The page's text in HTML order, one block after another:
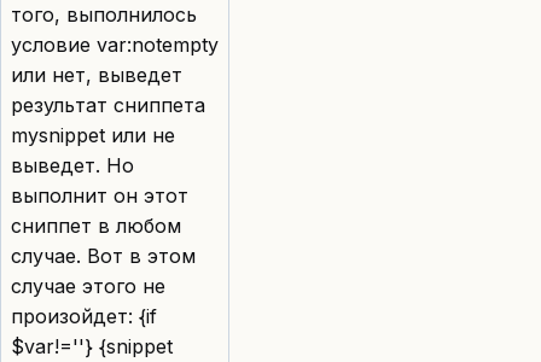
того, выполнилось
условие var:notempty
или нет, выведет
результат сниппета
mysnippet или не
выведет. Но
выполнит он этот
сниппет в любом
случае. Вот в этом
случае этого не
произойдет: {if
$var!=''} {snippet